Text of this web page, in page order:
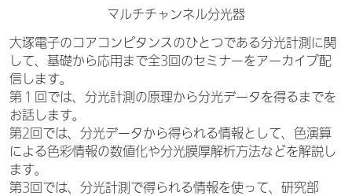
マルチチャンネル分光器
大塚電子のコアコンピタンスのひとつである分光計測に関
して、基礎から応用まで全3回のセミナーをアーカイブ配
信します。
第１回では、分光計測の原理から分光データを得るまでを
お話します。
第2回では、分光データから得られる情報として、色演算
による色彩情報の数値化や分光膜厚解析方法などを解説し
ます。
第3回では、分光計測で得られる情報を使って、研究部